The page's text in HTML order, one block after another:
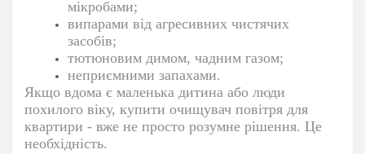
мікробами;
випарами від агресивних чистячих
засобів;
тютюновим димом, чадним газом;
неприємними запахами.
Якщо вдома є маленька дитина або люди
похилого віку, купити очищувач повітря для
квартири - вже не просто розумне рішення. Це
необхідність.